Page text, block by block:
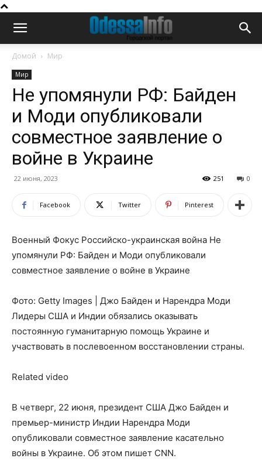
Домой Мир
Мир
Не упомянули РФ: Байден
и Моди опубликовали
совместное заявление о
войне в Украине
22 июня, 2023 0
251
Facebook Twitter Pinterest
Военный Фокус Российско-украинская война Не
упомянули РФ: Байден и Моди опубликовали
совместное заявление о войне в Украине
Фото: Getty Images | Джо Байден и Нарендра Моди
Лидеры США и Индии обязались оказывать
постоянную гуманитарную помощь Украине и
участвовать в послевоенном восстановлении страны.
Related video
В четверг, 22 июня, президент США Джо Байден и
премьер-министр Индии Нарендра Моди
опубликовали совместное заявление касательно
войны в Украине. Об этом пишет CNN.